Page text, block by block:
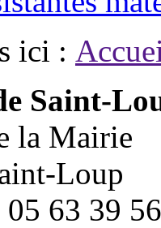
ici :
Saint-
la Mairie
Loup
63 39